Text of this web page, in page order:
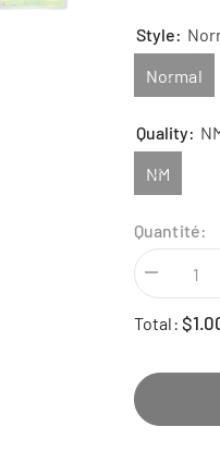
Style:
Normal
Quality:
NM
Quantité:
Diminuer
la
quantité
pour
004/193
Evolved
Total: